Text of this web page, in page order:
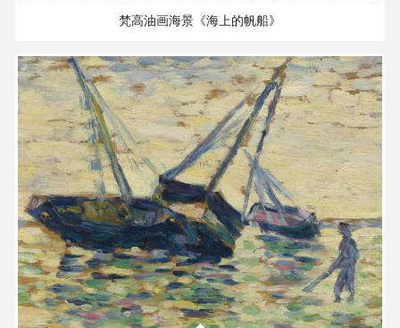
梵高油画海景《海上的帆船》
11.23 MB 4189×3353 PX
描
画
古
籍
下
载
/
Ancient
Works
经